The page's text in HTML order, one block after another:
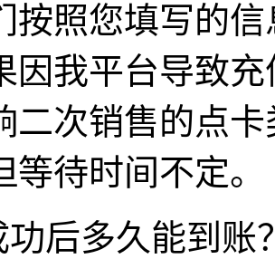
按照您填写的
因我平台导致
二次销售的点
等待时间不定。
功后多久能到账